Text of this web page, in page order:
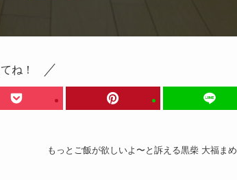
ね！
もっとご飯が欲しいよ〜と訴える黒柴 大福まめ